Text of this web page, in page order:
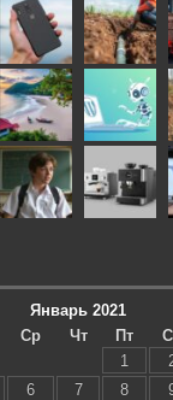
Январь 2021
Ср Чт Пт
1
6 7 8